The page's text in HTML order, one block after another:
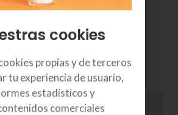
cookies
propias y de terceros
tu experiencia de usuario,
estadísticos y
comerciales